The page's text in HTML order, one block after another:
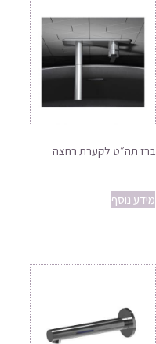
ברז תה״ט לקערת רחצה
מידע נוסף